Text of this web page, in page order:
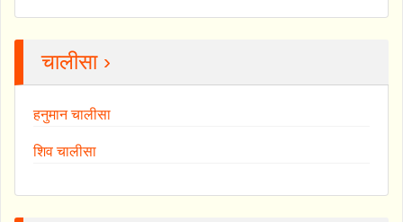
चालीसा ›
हनुमान चालीसा
शिव चालीसा